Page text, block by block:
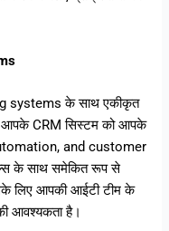
systems के साथ एकीकृत
आपके CRM सिस्टम को आपके
and customer
के साथ समेकित रूप से
लिए आपकी आईटी टीम के
आवश्यकता है।